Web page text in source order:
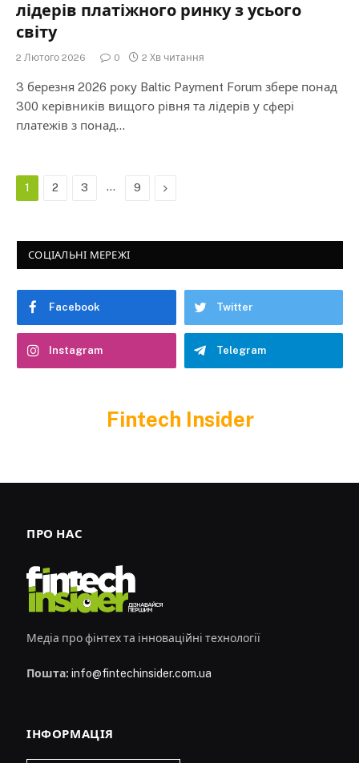
лідерів платіжного ринку з усього
світу
2 Лютого 2026 0 2 Хв читання
3 березня 2026 року Baltic Payment Forum збере понад
300 керівників вищого рівня та лідерів у сфері
платежів з понад…
1 2 3 … 9 Next
СОЦІАЛЬНІ МЕРЕЖІ
Facebook Twitter
Instagram Telegram
Fintech Insider
ПРО НАС
Медіа про фінтех та інноваційні технології
Пошта: info@fintechinsider.com.ua
ІНФОРМАЦІЯ